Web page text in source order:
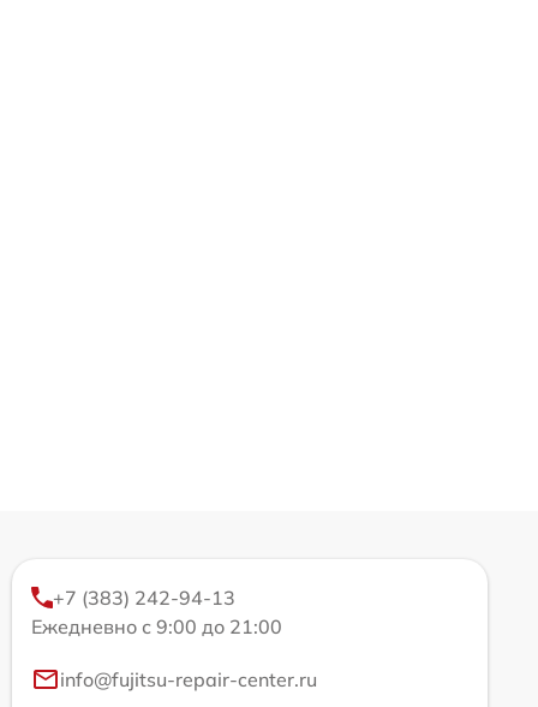
+7 (383) 242-94-13
Ежедневно с 9:00 до 21:00
info@fujitsu-repair-center.ru